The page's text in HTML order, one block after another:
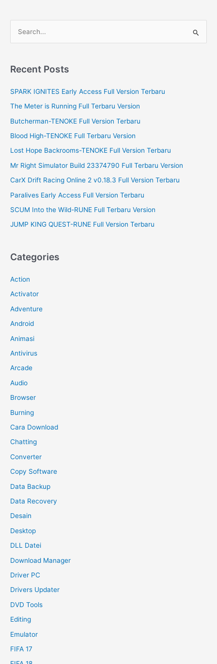
r
h
f
o
Recent Posts
SPARK IGNITES Early Access Full Version Terbaru
The Meter is Running Full Terbaru Version
Butcherman-TENOKE Full Version Terbaru
Blood High-TENOKE Full Terbaru Version
Lost Hope Backrooms-TENOKE Full Version Terbaru
Mr Right Simulator Build 23374790 Full Terbaru Version
CarX Drift Racing Online 2 v0.18.3 Full Version Terbaru
Paralives Early Access Full Version Terbaru
SCUM Into the Wild-RUNE Full Terbaru Version
JUMP KING QUEST-RUNE Full Version Terbaru
Categories
Action
Activator
Adventure
Android
Animasi
Antivirus
Arcade
Audio
Browser
Burning
Cara Download
Chatting
Converter
Copy Software
Data Backup
Data Recovery
Desain
Desktop
DLL Datei
Download Manager
Driver PC
Drivers Updater
DVD Tools
Editing
Emulator
FIFA 17